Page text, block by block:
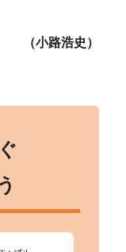
（小路浩史）